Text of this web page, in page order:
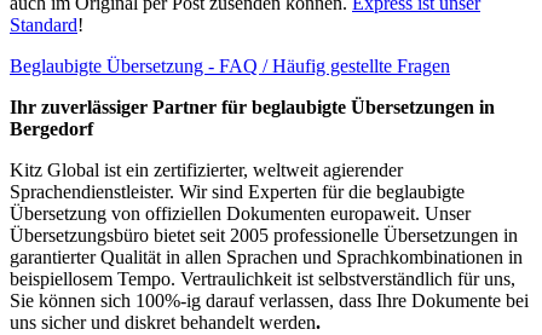
Standard!
Beglaubigte Übersetzung - FAQ / Häufig gestellte Fragen
Ihr zuverlässiger Partner für beglaubigte Übersetzungen in
Bergedorf
Kitz Global ist ein zertifizierter, weltweit agierender
Sprachendienstleister. Wir sind Experten für die beglaubigte
Übersetzung von offiziellen Dokumenten europaweit. Unser
Übersetzungsbüro bietet seit 2005 professionelle Übersetzungen in
garantierter Qualität in allen Sprachen und Sprachkombinationen in
beispiellosem Tempo. Vertraulichkeit ist selbstverständlich für uns,
Sie können sich 100%-ig darauf verlassen, dass Ihre Dokumente bei
uns sicher und diskret behandelt werden.